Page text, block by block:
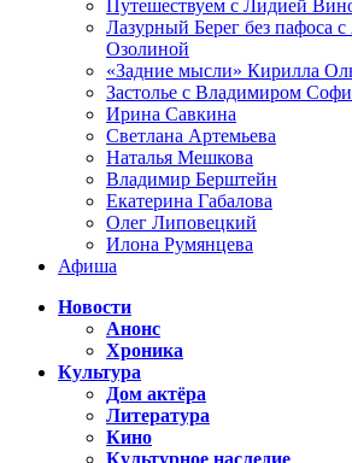
Путешествуем с Лидией
Лазурный Берег без пафоса
Озолиной
«Задние мысли» Кирилла
Застолье с Владимиром
Ирина Савкина
Светлана Артемьева
Наталья Мешкова
Владимир Берштейн
Екатерина Габалова
Олег Липовецкий
Илона Румянцева
Афиша
Новости
Анонс
Хроника
Культура
Дом актёра
Литература
Кино